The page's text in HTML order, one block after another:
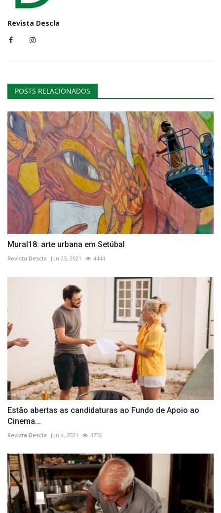
Revista Descla
POSTS RELACIONADOS
Mural18: arte urbana em Setúbal
Revista Descla Jun 23, 2021 4444
Estão abertas as candidaturas ao Fundo de Apoio ao
Cinema...
Revista Descla Jun 4, 2021 4256